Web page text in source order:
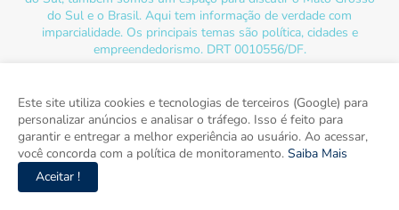
do Sul e o Brasil. Aqui tem informação de verdade com
imparcialidade. Os principais temas são política, cidades e
empreendedorismo. DRT 0010556/DF.
Este site utiliza cookies e tecnologias de terceiros (Google) para
personalizar anúncios e analisar o tráfego. Isso é feito para
garantir e entregar a melhor experiência ao usuário. Ao acessar,
você concorda com a política de monitoramento. Saiba Mais
Aceitar !